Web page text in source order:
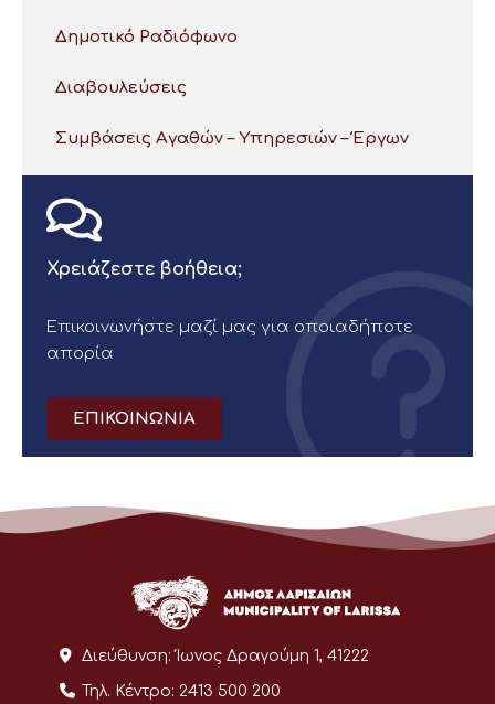
Δημοτικό Ραδιόφωνο
Διαβουλεύσεις
Συμβάσεις Αγαθών – Υπηρεσιών – Έργων
Χρειάζεστε βοήθεια;
Επικοινωνήστε μαζί μας για οποιαδήποτε
απορία
ΕΠΙΚΟΙΝΩΝΙΑ
Διεύθυνση: Ίωνος Δραγούμη 1, 41222
Τηλ. Κέντρο: 2413 500 200